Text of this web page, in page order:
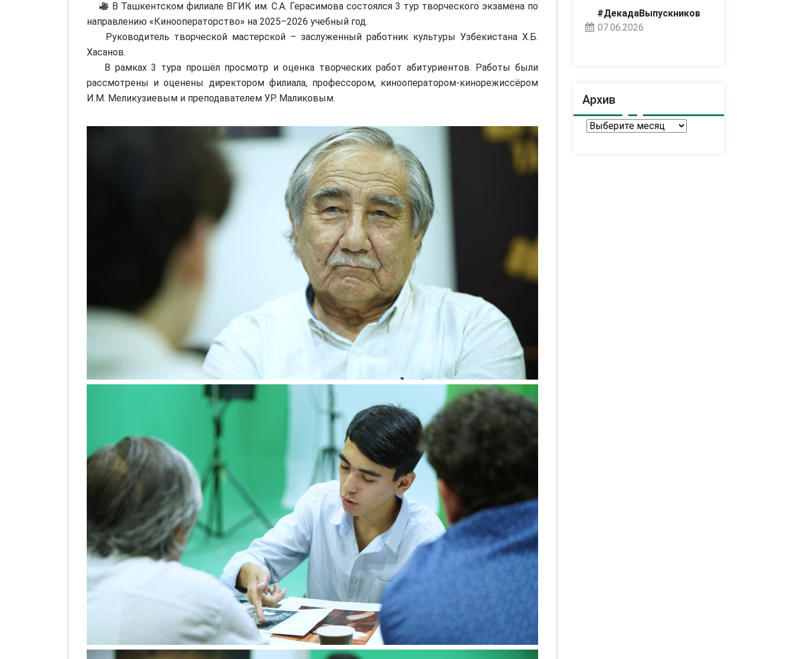
В Ташкентском филиале ВГИК им. С.А. Герасимова состоялся 3 тур творческого экзамена по
направлению «Кинооператорство» на 2025–2026 учебный год.
Руководитель творческой мастерской – заслуженный работник культуры Узбекистана Х.Б.
Хасанов.
В рамках 3 тура прошёл просмотр и оценка творческих работ абитуриентов. Работы были
рассмотрены и оценены директором филиала, профессором, кинооператором-кинорежиссёром
И.М. Меликузиевым и преподавателем У.Р. Маликовым.
#ДекадаВыпускников
07.06.2026
Архив
Архив